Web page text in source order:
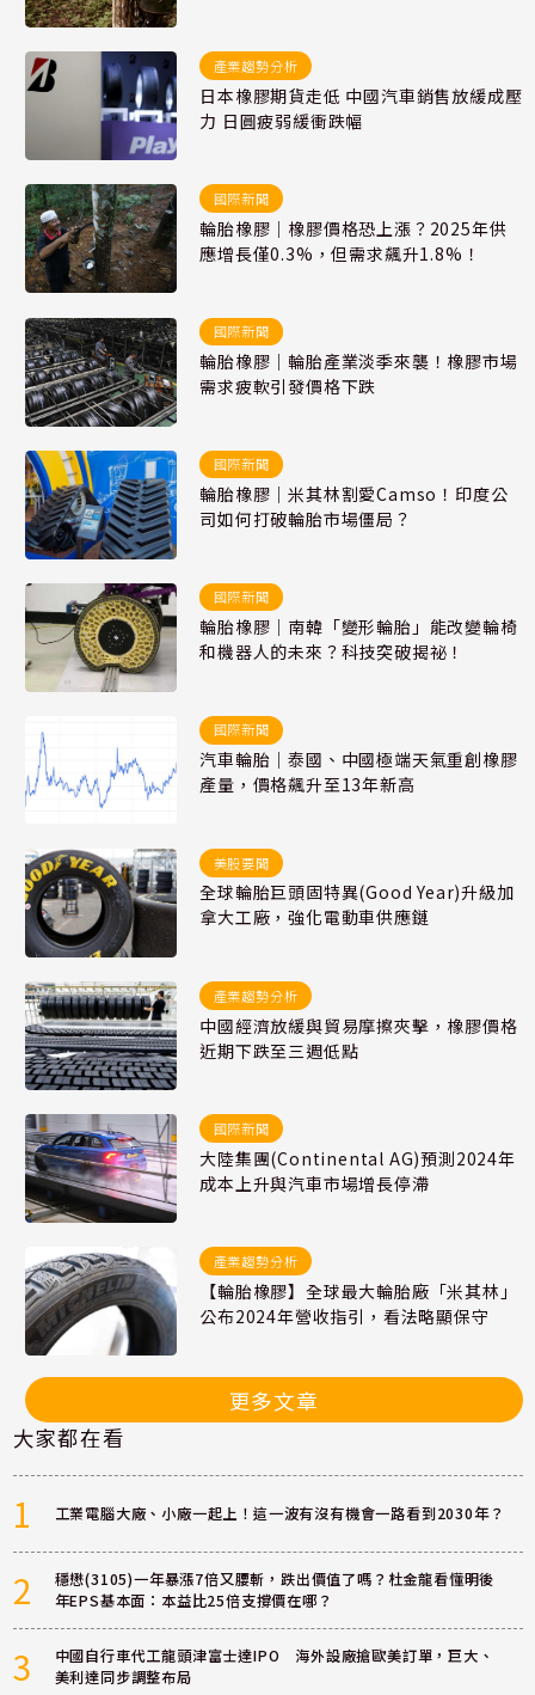
產業趨勢分析
日本橡膠期貨走低 中國汽車銷售放緩成壓
力 日圓疲弱緩衝跌幅
國際新聞
輪胎橡膠｜橡膠價格恐上漲？2025年供
應增長僅0.3%，但需求飆升1.8%！
國際新聞
輪胎橡膠｜輪胎產業淡季來襲！橡膠市場
需求疲軟引發價格下跌
國際新聞
輪胎橡膠｜米其林割愛Camso！印度公
司如何打破輪胎市場僵局？
國際新聞
輪胎橡膠｜南韓「變形輪胎」能改變輪椅
和機器人的未來？科技突破揭祕！
國際新聞
汽車輪胎｜泰國、中國極端天氣重創橡膠
產量，價格飆升至13年新高
美股要聞
全球輪胎巨頭固特異(Good Year)升級加
拿大工廠，強化電動車供應鏈
產業趨勢分析
中國經濟放緩與貿易摩擦夾擊，橡膠價格
近期下跌至三週低點
國際新聞
大陸集團(Continental AG)預測2024年
成本上升與汽車市場增長停滯
產業趨勢分析
【輪胎橡膠】全球最大輪胎廠「米其林」
公布2024年營收指引，看法略顯保守
更多文章
大家都在看
1 工業電腦大廠、小廠一起上！這一波有沒有機會一路看到2030年？
2
穩懋(3105)一年暴漲7倍又腰斬，跌出價值了嗎？杜金龍看懂明後
年EPS基本面：本益比25倍支撐價在哪？
3
中國自行車代工龍頭津富士達IPO 海外設廠搶歐美訂單，巨大、
美利達同步調整布局